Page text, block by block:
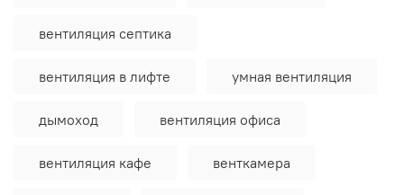
вентиляция септика
вентиляция в лифте умная вентиляция
дымоход вентиляция офиса
вентиляция кафе венткамера